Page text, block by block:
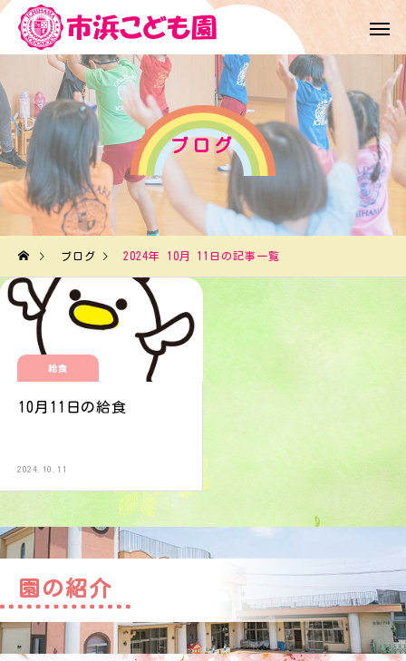
ブログ
ブログ 2024年 10月 11日の記事一覧
給食
10月11日の給食
2024.10.11
園の紹介